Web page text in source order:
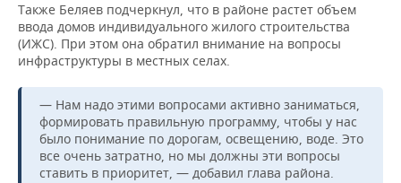
Также Беляев подчеркнул, что в районе растет объем
ввода домов индивидуального жилого строительства
(ИЖС). При этом она обратил внимание на вопросы
инфраструктуры в местных селах.
— Нам надо этими вопросами активно заниматься,
формировать правильную программу, чтобы у нас
было понимание по дорогам, освещению, воде. Это
все очень затратно, но мы должны эти вопросы
ставить в приоритет, — добавил глава района.